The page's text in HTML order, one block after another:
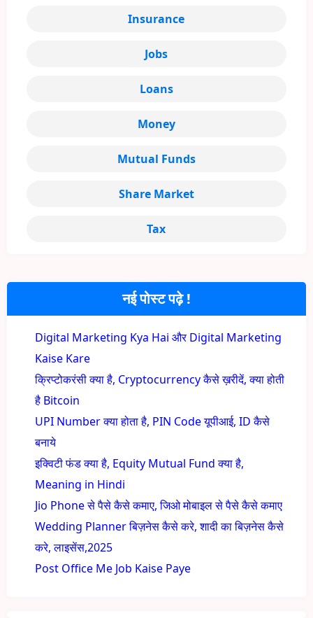
नई पोस्ट पढ़े !
Digital Marketing Kya Hai और Digital Marketing
Kaise Kare
क्रिप्टोकरंसी क्या है, Cryptocurrency कैसे ख़रीदें, क्या होती
है Bitcoin
UPI Number क्या होता है, PIN Code यूपीआई, ID कैसे
बनाये
इक्विटी फंड क्या है, Equity Mutual Fund क्या है,
Meaning in Hindi
Jio Phone से पैसे कैसे कमाए, जिओ मोबाइल से पैसे कैसे कमाए
Wedding Planner बिज़नेस कैसे करे, शादी का बिज़नेस कैसे
करे, लाइसेंस,2025
Post Office Me Job Kaise Paye
Insurance
Jobs
Loans
Money
Mutual Funds
Share Market
Tax